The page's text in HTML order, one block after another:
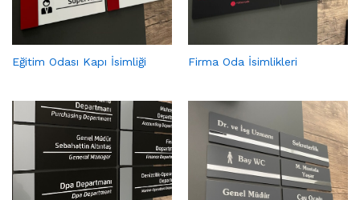
Eğitim Odası Kapı İsimliği Firma Oda İsimlikleri